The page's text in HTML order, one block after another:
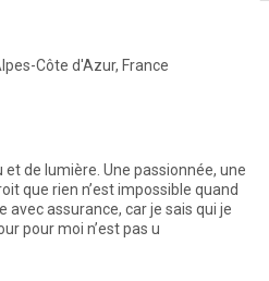
Côte d'Azur, France
de lumière. Une passionnée, une
que rien n’est impossible quand
assurance, car je sais qui je
pour moi n’est pas u